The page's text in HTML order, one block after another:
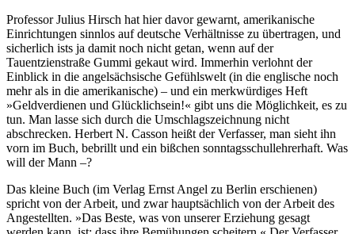
Professor Julius Hirsch hat hier davor gewarnt, amerikanische
Einrichtungen sinnlos auf deutsche Verhältnisse zu übertragen, und
sicherlich ists ja damit noch nicht getan, wenn auf der
Tauentzienstraße Gummi gekaut wird. Immerhin verlohnt der
Einblick in die angelsächsische Gefühlswelt (in die englische noch
mehr als in die amerikanische) – und ein merkwürdiges Heft
»Geldverdienen und Glücklichsein!« gibt uns die Möglichkeit, es zu
tun. Man lasse sich durch die Umschlagszeichnung nicht
abschrecken. Herbert N. Casson heißt der Verfasser, man sieht ihn
vorn im Buch, bebrillt und ein bißchen sonntagsschullehrerhaft. Was
will der Mann –?
Das kleine Buch (im Verlag Ernst Angel zu Berlin erschienen)
spricht von der Arbeit, und zwar hauptsächlich von der Arbeit des
Angestellten. »Das Beste, was von unserer Erziehung gesagt